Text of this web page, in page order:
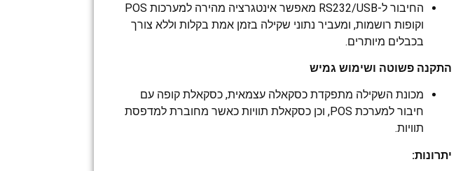
החיבור ל-RS232/USB מאפשר אינטגרציה מהירה למערכות POS
וקופות רושמות, ומעביר נתוני שקילה בזמן אמת בקלות וללא צורך
בכבלים מיותרים.
התקנה פשוטה ושימוש גמיש
מכונת השקילה מתפקדת כסקאלה עצמאית, כסקאלת קופה עם
חיבור למערכת POS, וכן כסקאלת תוויות כאשר מחוברת למדפסת
תוויות.
יתרונות: